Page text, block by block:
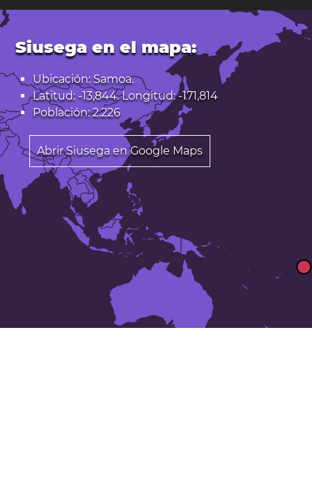
Siusega en el mapa:
Ubicación: Samoa.
Latitud: -13,844. Longitud: -171,814
Población: 2.226
Abrir Siusega en Google Maps